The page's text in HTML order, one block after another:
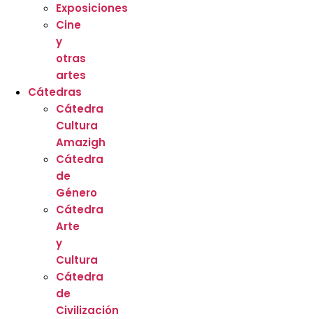
Exposiciones
Cine
y
otras
artes
Cátedras
Cátedra
Cultura
Amazigh
Cátedra
de
Género
Cátedra
Arte
y
Cultura
Cátedra
de
Civilización